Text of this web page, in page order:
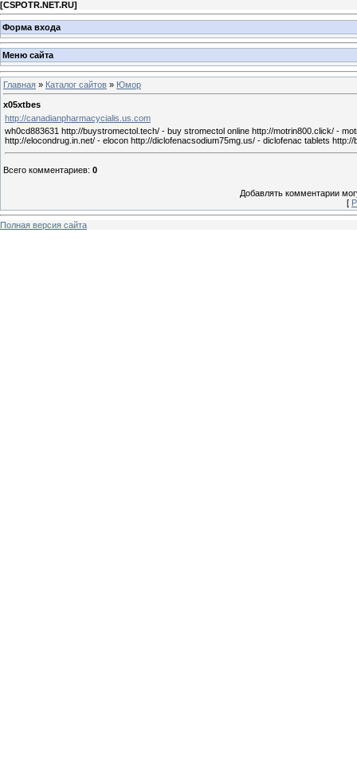
[CSPOTR.NET.RU]
Форма входа
Меню сайта
Главная » Каталог сайтов » Юмор
x05xtbes
http://canadianpharmacycialis.us.com
wh0cd883631 http://buystromectol.tech/ - buy stromectol online http://motrin800.click/ -
http://elocondrug.in.net/ - elocon http://diclofenacsodium75mg.us/ - diclofenac tablets
Всего комментариев: 0
Добавлять комментарии
[
Полная версия сайта